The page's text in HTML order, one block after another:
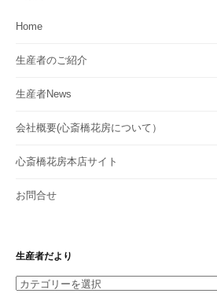
Home
生産者のご紹介
生産者News
会社概要(心斎橋花房について）
心斎橋花房本店サイト
お問合せ
生産者だより
生